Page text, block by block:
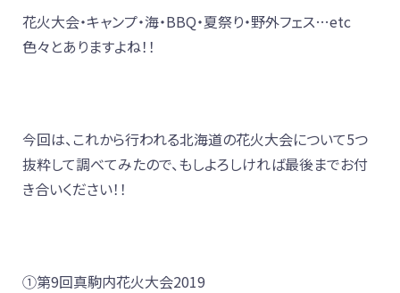
花火大会・キャンプ・海・BBQ・夏祭り・野外フェス…etc
色々とありますよね！！
今回は、これから行われる北海道の花火大会について5つ
抜粋して調べてみたので、もしよろしければ最後までお付
き合いください！！
①第9回真駒内花火大会2019